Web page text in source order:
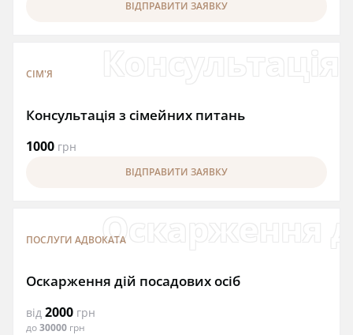
ВІДПРАВИТИ ЗАЯВКУ
СІМ'Я
Консультація з сімейних питань
1000 грн
ВІДПРАВИТИ ЗАЯВКУ
ПОСЛУГИ АДВОКАТАОскарження
Оскарження дій посадових осіб
від 2000 грн
до30000 грн